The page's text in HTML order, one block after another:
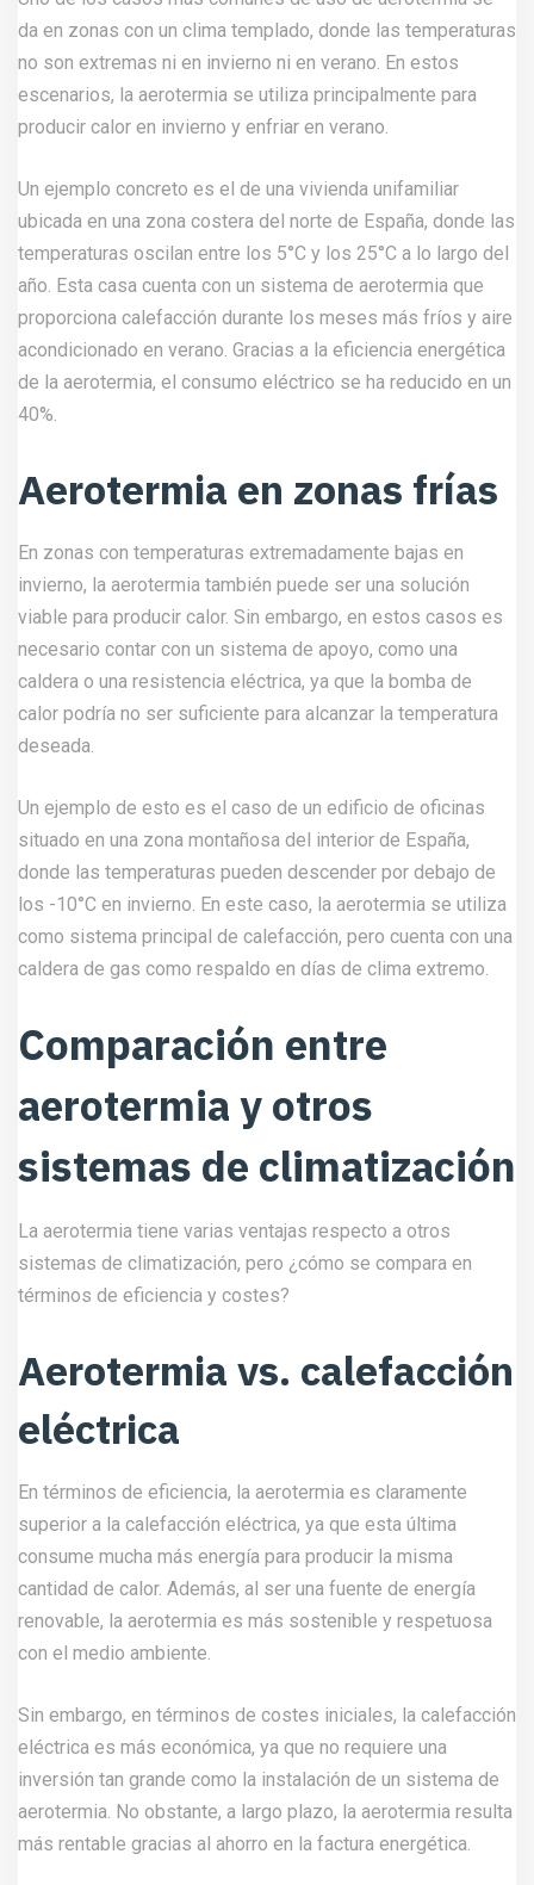
da en zonas con un clima templado, donde las temperaturas
no son extremas ni en invierno ni en verano. En estos
escenarios, la aerotermia se utiliza principalmente para
producir calor en invierno y enfriar en verano.
Un ejemplo concreto es el de una vivienda unifamiliar
ubicada en una zona costera del norte de España, donde las
temperaturas oscilan entre los 5°C y los 25°C a lo largo del
año. Esta casa cuenta con un sistema de aerotermia que
proporciona calefacción durante los meses más fríos y aire
acondicionado en verano. Gracias a la eficiencia energética
de la aerotermia, el consumo eléctrico se ha reducido en un
40%.
Aerotermia en zonas frías
En zonas con temperaturas extremadamente bajas en
invierno, la aerotermia también puede ser una solución
viable para producir calor. Sin embargo, en estos casos es
necesario contar con un sistema de apoyo, como una
caldera o una resistencia eléctrica, ya que la bomba de
calor podría no ser suficiente para alcanzar la temperatura
deseada.
Un ejemplo de esto es el caso de un edificio de oficinas
situado en una zona montañosa del interior de España,
donde las temperaturas pueden descender por debajo de
los -10°C en invierno. En este caso, la aerotermia se utiliza
como sistema principal de calefacción, pero cuenta con una
caldera de gas como respaldo en días de clima extremo.
Comparación entre
aerotermia y otros
sistemas de climatización
La aerotermia tiene varias ventajas respecto a otros
sistemas de climatización, pero ¿cómo se compara en
términos de eficiencia y costes?
Aerotermia vs. calefacción
eléctrica
En términos de eficiencia, la aerotermia es claramente
superior a la calefacción eléctrica, ya que esta última
consume mucha más energía para producir la misma
cantidad de calor. Además, al ser una fuente de energía
renovable, la aerotermia es más sostenible y respetuosa
con el medio ambiente.
Sin embargo, en términos de costes iniciales, la calefacción
eléctrica es más económica, ya que no requiere una
inversión tan grande como la instalación de un sistema de
aerotermia. No obstante, a largo plazo, la aerotermia resulta
más rentable gracias al ahorro en la factura energética.